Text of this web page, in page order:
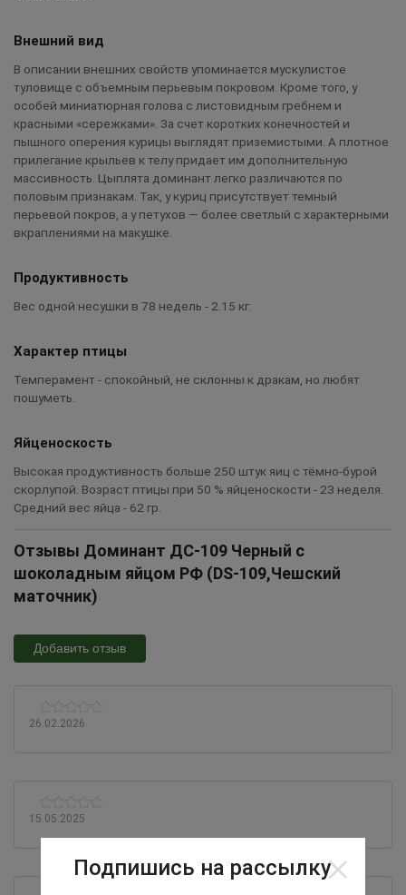
Внешний вид
В описании внешних свойств упоминается мускулистое
туловище с объемным перьевым покровом. Кроме того, у
особей миниатюрная голова с листовидным гребнем и
красными «сережками». За счет коротких конечностей и
пышного оперения курицы выглядят приземистыми. А плотное
прилегание крыльев к телу придает им дополнительную
массивность. Цыплята доминант легко различаются по
половым признакам. Так, у куриц присутствует темный
перьевой покров, а у петухов — более светлый с характерными
вкраплениями на макушке.
Продуктивность
Вес одной несушки в 78 недель - 2.15 кг.
Характер птицы
Темперамент - спокойный, не склонны к дракам, но любят
пошуметь.
Яйценоскость
Высокая продуктивность больше 250 штук яиц с тёмно-бурой
скорлупой. Возраст птицы при 50 % яйценоскости - 23 неделя.
Средний вес яйца - 62 гр.
Отзывы Доминант ДС-109 Черный с
шоколадным яйцом РФ (DS-109,Чешский
маточник)
Добавить отзыв
26.02.2026
15.05.2025
Подпишись на рассылку